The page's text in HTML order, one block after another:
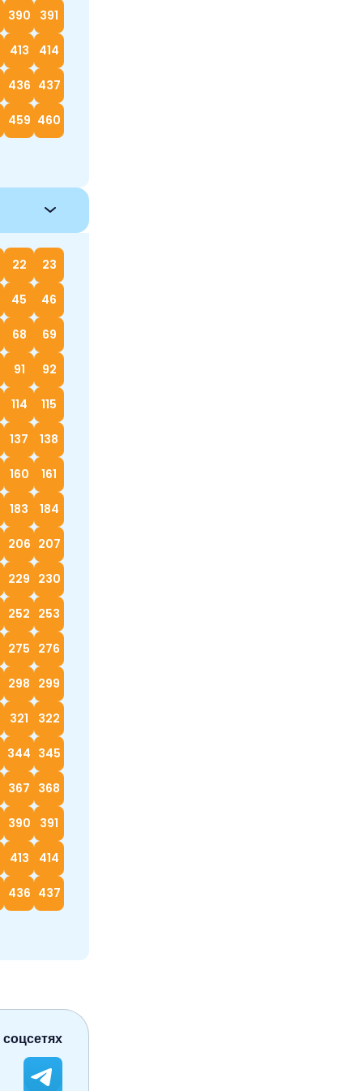
390 391
413 414
436 437
459 460
22 23
45 46
68 69
91 92
114 115
137 138
160 161
183 184
206 207
229 230
252 253
275 276
298 299
321 322
344 345
367 368
390 391
413 414
436 437